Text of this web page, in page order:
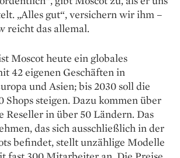
„Alles gut“, versichern wir ihm –
reicht das allemal.
Moscot heute ein globales
42 eigenen Geschäften in
und Asien; bis 2030 soll die
Shops steigen. Dazu kommen über
Reseller in über 50 Ländern. Das
das sich ausschließlich in der
befindet, stellt unzählige Modelle